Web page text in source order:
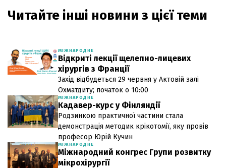
Читайте інші новини з цієї теми
МІЖНАРОДНЕ
Відкриті лекції щелепно-лицевих
хірургів з Франції
Захід відбудеться 29 червня у Актовій залі
Охматдиту; початок о 10:00
МІЖНАРОДНЕ
Кадавер-курс у Фінляндії
Родзинкою практичної частини стала
демонстрація методик крікотомії, яку провів
професор Юрій Кучин
МІЖНАРОДНЕ
Міжнародний конгрес Групи розвитку
мікрохірургії